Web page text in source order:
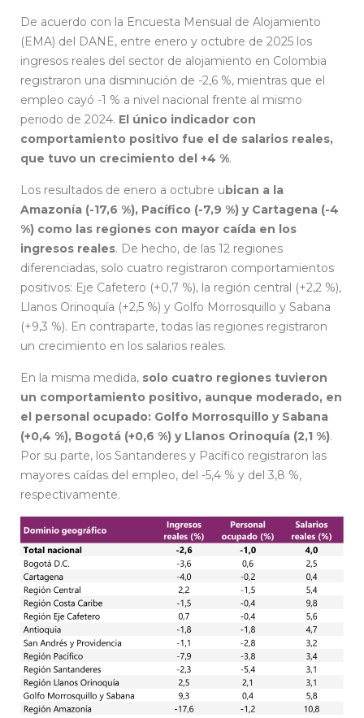
De acuerdo con la Encuesta Mensual de Alojamiento
(EMA) del DANE, entre enero y octubre de 2025 los
ingresos reales del sector de alojamiento en Colombia
registraron una disminución de -2,6 %, mientras que el
empleo cayó -1 % a nivel nacional frente al mismo
periodo de 2024. El único indicador con
comportamiento positivo fue el de salarios reales,
que tuvo un crecimiento del +4 %.
Los resultados de enero a octubre ubican a la
Amazonía (-17,6 %), Pacífico (-7,9 %) y Cartagena (-4
%) como las regiones con mayor caída en los
ingresos reales. De hecho, de las 12 regiones
diferenciadas, solo cuatro registraron comportamientos
positivos: Eje Cafetero (+0,7 %), la región central (+2,2 %),
Llanos Orinoquía (+2,5 %) y Golfo Morrosquillo y Sabana
(+9,3 %). En contraparte, todas las regiones registraron
un crecimiento en los salarios reales.
En la misma medida, solo cuatro regiones tuvieron
un comportamiento positivo, aunque moderado, en
el personal ocupado: Golfo Morrosquillo y Sabana
(+0,4 %), Bogotá (+0,6 %) y Llanos Orinoquía (2,1 %).
Por su parte, los Santanderes y Pacífico registraron las
mayores caídas del empleo, del -5,4 % y del 3,8 %,
respectivamente.